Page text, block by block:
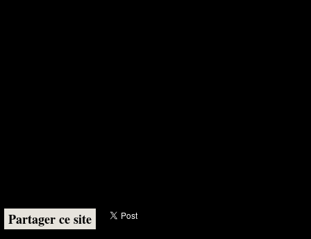
Partager ce site